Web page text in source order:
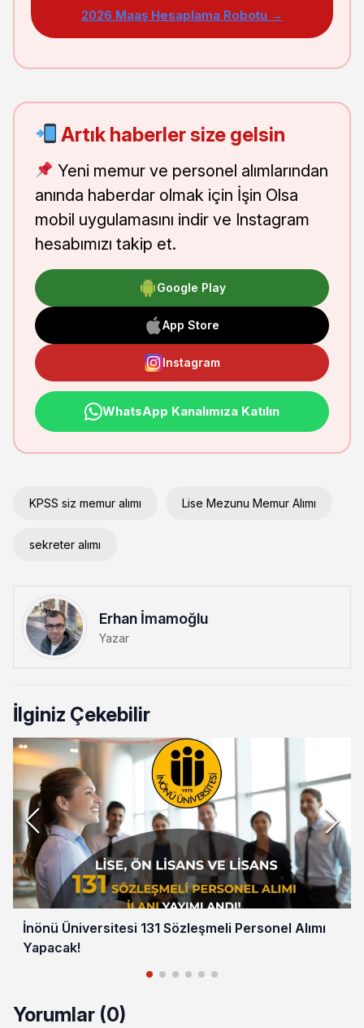
2026 Maaş Hesaplama Robotu →
Artık haberler size gelsin
Yeni memur ve personel alımlarından
anında haberdar olmak için İşin Olsa
mobil uygulamasını indir ve Instagram
hesabımızı takip et.
Google Play
App Store
Instagram
WhatsApp Kanalımıza Katılın
KPSS siz memur alımı Lise Mezunu Memur Alımı
sekreter alımı
Erhan İmamoğlu
Yazar
İlginiz Çekebilir
İnönü Üniversitesi 131 Sözleşmeli Personel Alımı
Yapacak!
Yorumlar (0)